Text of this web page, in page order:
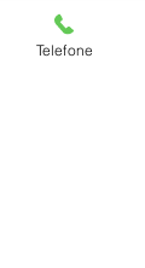
Posts
Telefone